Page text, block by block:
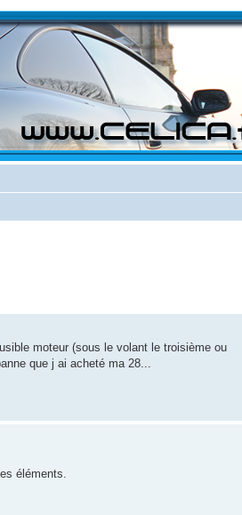
moteur (sous le volant le troisième ou
que j ai acheté ma 28...
éléments.